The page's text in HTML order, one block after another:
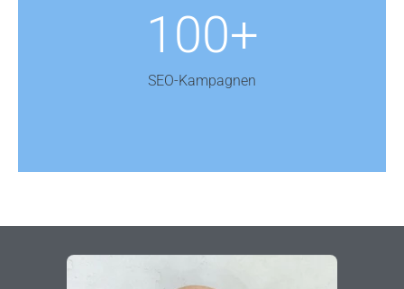
100+
SEO-Kampagnen